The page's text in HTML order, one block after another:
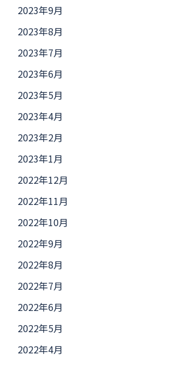
2023年9月
2023年8月
2023年7月
2023年6月
2023年5月
2023年4月
2023年2月
2023年1月
2022年12月
2022年11月
2022年10月
2022年9月
2022年8月
2022年7月
2022年6月
2022年5月
2022年4月